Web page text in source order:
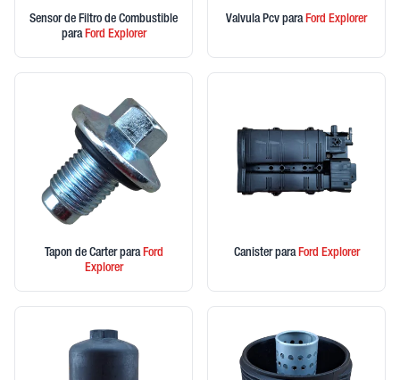
Sensor de Filtro de Combustible
paraFord Explorer
Valvula Pcv paraFord Explorer
Tapon de Carter paraFord
Explorer
Canister paraFord Explorer